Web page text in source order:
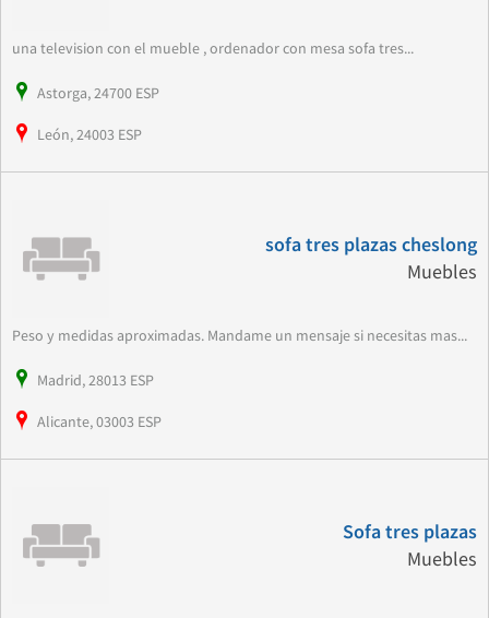
una television con el mueble , ordenador con mesa sofa tres...
Astorga, 24700 ESP
León, 24003 ESP
sofa tres plazas cheslong
Muebles
Peso y medidas aproximadas. Mandame un mensaje si necesitas mas...
Madrid, 28013 ESP
Alicante, 03003 ESP
Sofa tres plazas
Muebles